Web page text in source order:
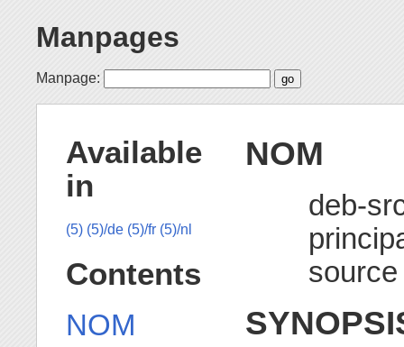
Manpages
Manpage:
NOM
deb-
Available
in
(5) (5)/de (5)/fr (5)/nl
Contents
NOM